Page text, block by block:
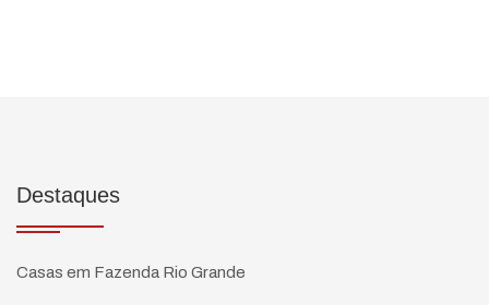
Destaques
Casas em Fazenda Rio Grande